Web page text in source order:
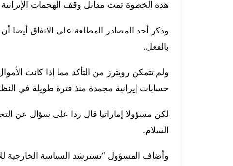
هذه الخطوة تمت مقابل وقف الهجمات
وذكر أحد المصادر المطلعة على الاتفاق أيضا أن
بالفعل.
ولم تتمكن رويترز من التأكد مما إذا كانت
حسابات إيرانية مجمدة منذ فترة طويلة في
لكن مسؤولا إماراتيا قال ردا على سؤال عن
السلام.
وأضاف المسؤول “تسترشد السياسة الخارجية